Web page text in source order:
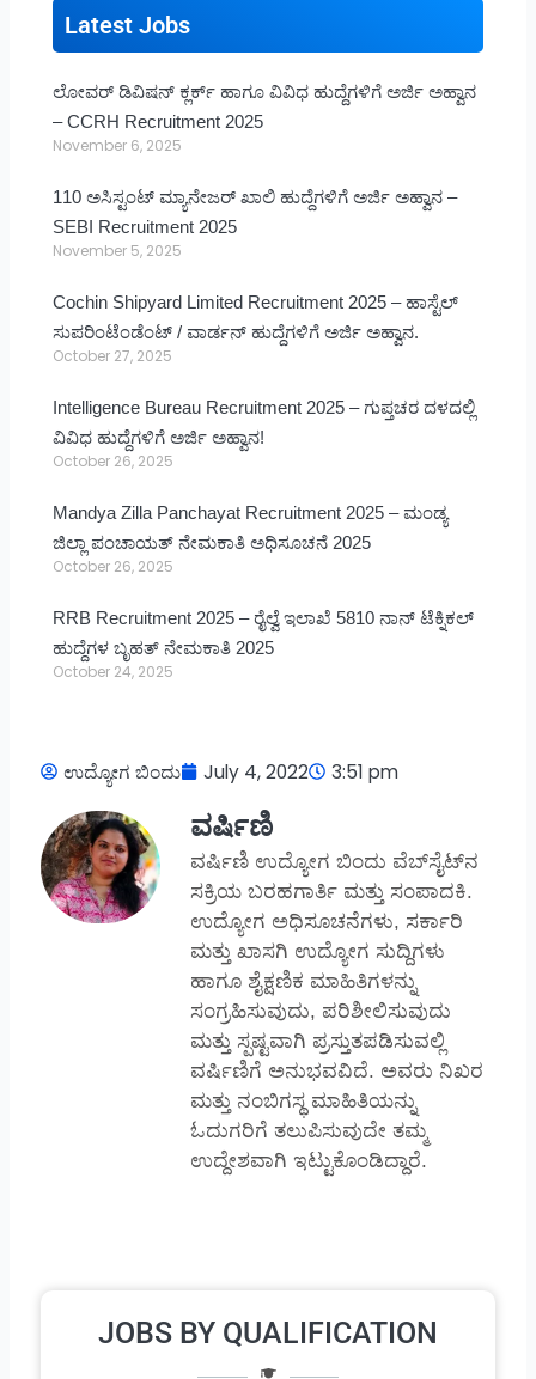
Latest Jobs
ಲೋವರ್ ಡಿವಿಷನ್ ಕ್ಲರ್ಕ್ ಹಾಗೂ ವಿವಿಧ ಹುದ್ದೆಗಳಿಗೆ ಅರ್ಜಿ ಅಹ್ವಾನ
– CCRH Recruitment 2025
November 6, 2025
110 ಅಸಿಸ್ಟಂಟ್ ಮ್ಯಾನೇಜರ್ ಖಾಲಿ ಹುದ್ದೆಗಳಿಗೆ ಅರ್ಜಿ ಅಹ್ವಾನ –
SEBI Recruitment 2025
November 5, 2025
Cochin Shipyard Limited Recruitment 2025 – ಹಾಸ್ಟೆಲ್
ಸುಪರಿಂಟೆಂಡೆಂಟ್ / ವಾರ್ಡನ್ ಹುದ್ದೆಗಳಿಗೆ ಅರ್ಜಿ ಅಹ್ವಾನ.
October 27, 2025
Intelligence Bureau Recruitment 2025 – ಗುಪ್ತಚರ ದಳದಲ್ಲಿ
ವಿವಿಧ ಹುದ್ದೆಗಳಿಗೆ ಅರ್ಜಿ ಅಹ್ವಾನ!
October 26, 2025
Mandya Zilla Panchayat Recruitment 2025 – ಮಂಡ್ಯ
ಜಿಲ್ಲಾ ಪಂಚಾಯತ್ ನೇಮಕಾತಿ ಅಧಿಸೂಚನೆ 2025
October 26, 2025
RRB Recruitment 2025 – ರೈಲ್ವೆ ಇಲಾಖೆ 5810 ನಾನ್ ಟೆಕ್ನಿಕಲ್
ಹುದ್ದೆಗಳ ಬೃಹತ್ ನೇಮಕಾತಿ 2025
October 24, 2025
ಉದ್ಯೋಗ ಬಿಂದು July 4, 2022 3:51 pm
ವರ್ಷಿಣಿ
ವರ್ಷಿಣಿ ಉದ್ಯೋಗ ಬಿಂದು ವೆಬ್‌ಸೈಟ್‌ನ
ಸಕ್ರಿಯ ಬರಹಗಾರ್ತಿ ಮತ್ತು ಸಂಪಾದಕಿ.
ಉದ್ಯೋಗ ಅಧಿಸೂಚನೆಗಳು, ಸರ್ಕಾರಿ
ಮತ್ತು ಖಾಸಗಿ ಉದ್ಯೋಗ ಸುದ್ದಿಗಳು
ಹಾಗೂ ಶೈಕ್ಷಣಿಕ ಮಾಹಿತಿಗಳನ್ನು
ಸಂಗ್ರಹಿಸುವುದು, ಪರಿಶೀಲಿಸುವುದು
ಮತ್ತು ಸ್ಪಷ್ಟವಾಗಿ ಪ್ರಸ್ತುತಪಡಿಸುವಲ್ಲಿ
ವರ್ಷಿಣಿಗೆ ಅನುಭವವಿದೆ. ಅವರು ನಿಖರ
ಮತ್ತು ನಂಬಿಗಸ್ಥ ಮಾಹಿತಿಯನ್ನು
ಓದುಗರಿಗೆ ತಲುಪಿಸುವುದೇ ತಮ್ಮ
ಉದ್ದೇಶವಾಗಿ ಇಟ್ಟುಕೊಂಡಿದ್ದಾರೆ.
JOBS BY QUALIFICATION